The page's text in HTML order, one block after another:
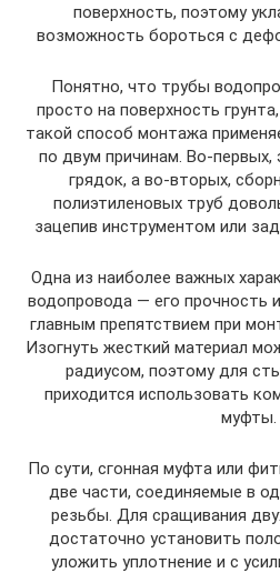
поверхность, поэтому
возможность бороться с
Понятно, что трубы
просто на поверхность
такой способ монтажа
по двум причинам. Во-
грядок, а во-вторых,
полиэтиленовых труб
зацепив инструментом или
Одна из наиболее важных
водопровода — его прочность
главным препятствием при
Изогнуть жесткий материал
радиусом, поэтому для
приходится использовать
муфты.
По сути, сгонная муфта или
две части, соединяемые в
резьбы. Для сращивания
достаточно установить
уложить уплотнение и с